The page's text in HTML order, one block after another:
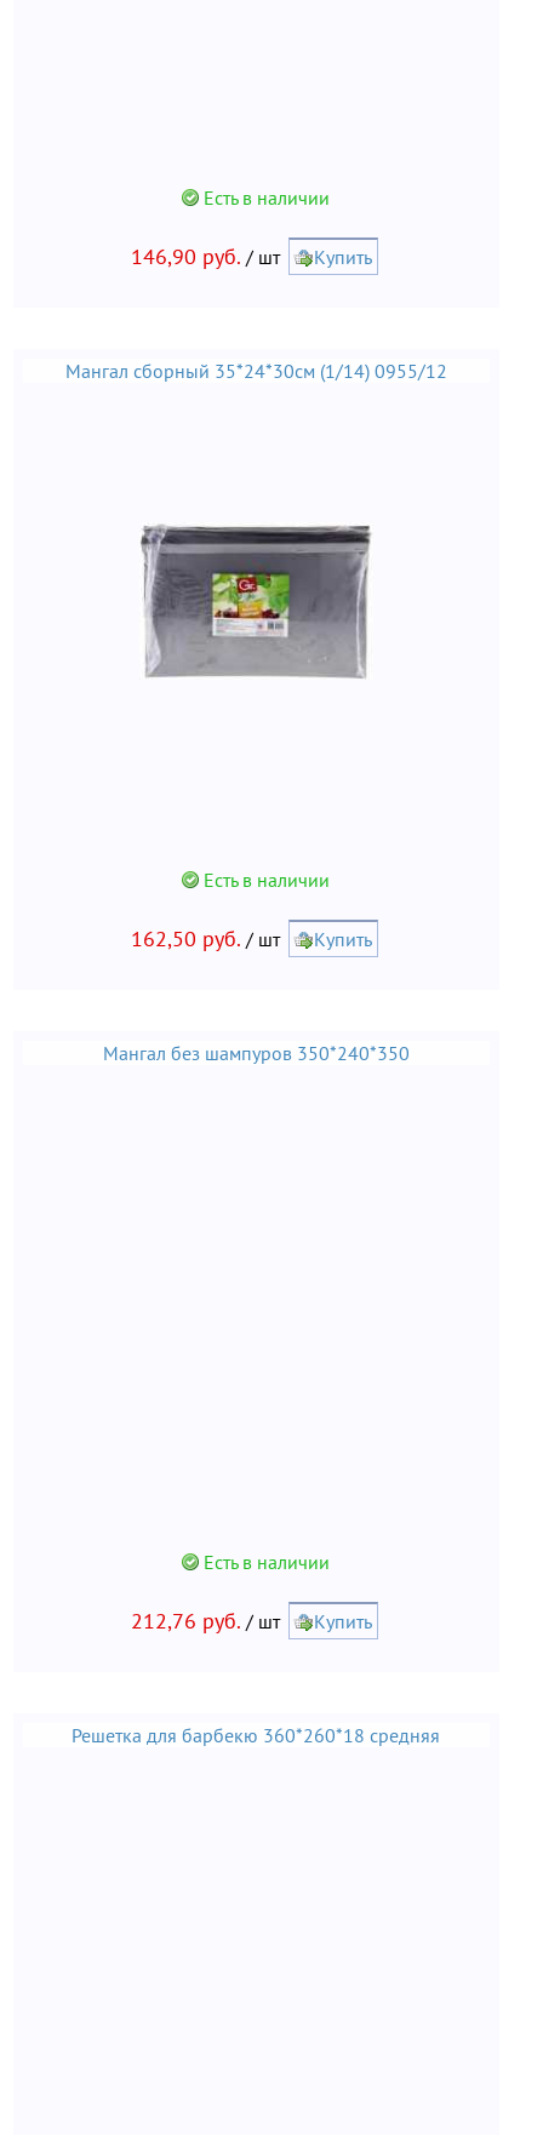
Есть в наличии
146,90 руб. / шт Купить
Мангал сборный 35*24*30см (1/14) 0955/12
Есть в наличии
162,50 руб. / шт Купить
Мангал без шампуров 350*240*350
Есть в наличии
212,76 руб. / шт Купить
Решетка для барбекю 360*260*18 средняя